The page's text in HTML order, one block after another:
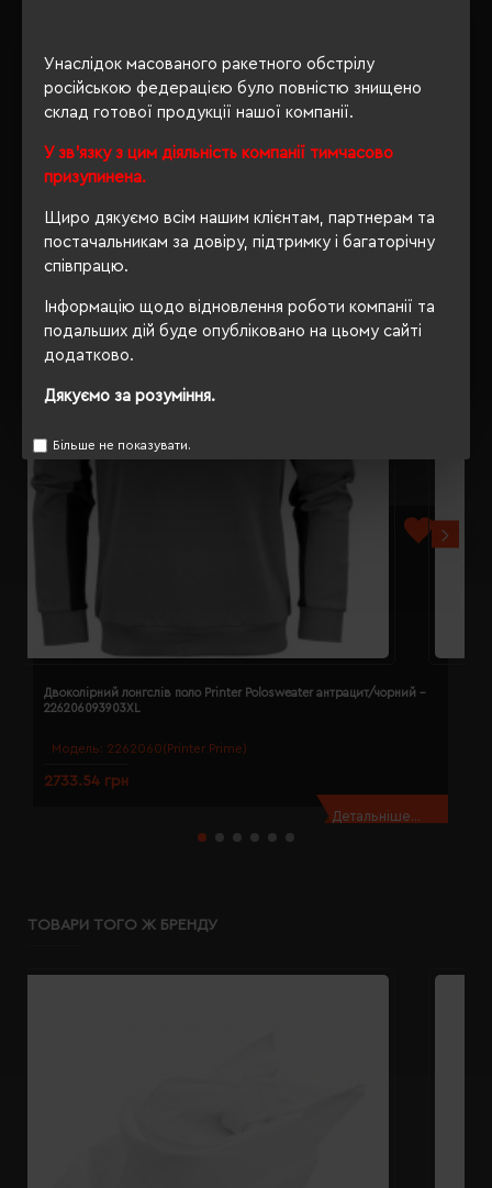
Унаслідок масованого ракетного обстрілу
російською федерацією було повністю знищено
склад готової продукції нашої компанії.
У зв'язку з цим діяльність компанії тимчасово
призупинена.
Щиро дякуємо всім нашим клієнтам, партнерам та
постачальникам за довіру, підтримку і багаторічну
співпрацю.
Інформацію щодо відновлення роботи компанії та
подальших дій буде опубліковано на цьому сайті
додатково.
Дякуємо за розуміння.
Більше не показувати.
ВІДГУКИ
РЕКОМЕНДУЄМО
Модель: 2262060(Printer Prime)
Двоколірний лонгслів поло Printer Polosweater антрацит/чорний -
226206093903XL
2733.54 грн
Детальніше...
ТОВАРИ ТОГО Ж БРЕНДУ